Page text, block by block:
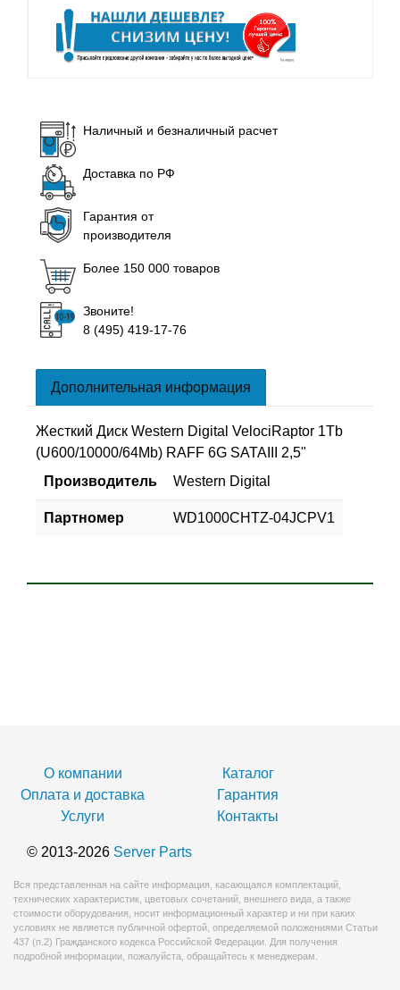
Наличный и безналичный расчет
Доставка по РФ
Гарантия от
производителя
Более 150 000 товаров
Звоните!
8 (495) 419-17-76
Дополнительная информация
Жесткий Диск Western Digital VelociRaptor 1Tb
(U600/10000/64Mb) RAFF 6G SATAIII 2,5"
Производитель
Western Digital
Партномер WD1000CHTZ-04JCPV1
О компании
Каталог
Оплата и доставка
Гарантия
Услуги
Контакты
© 2013-2026 Server Parts
Вся представленная на сайте информация, касающаяся комплектаций,
технических характеристик, цветовых сочетаний, внешнего вида, а также
стоимости оборудования, носит информационный характер и ни при каких
условиях не является публичной офертой, определяемой положениями Статьи
437 (п.2) Гражданского кодекса Российской Федерации. Для получения
подробной информации, пожалуйста, обращайтесь к менеджерам.